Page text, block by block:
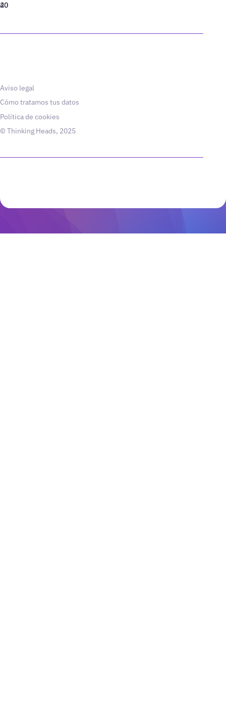
40
20
Aviso legal
Cómo tratamos tus datos
Política de cookies
© Thinking Heads, 2025